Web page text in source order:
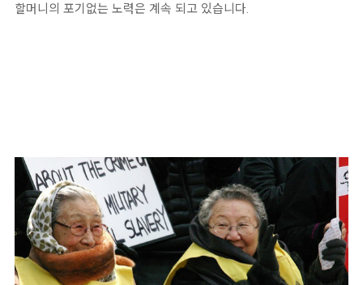
할머니의 포기없는 노력은 계속 되고 있습니다.